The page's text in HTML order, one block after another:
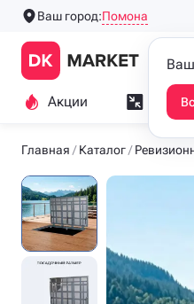
Ваш город:Помона
люки
Акции
Главная Каталог